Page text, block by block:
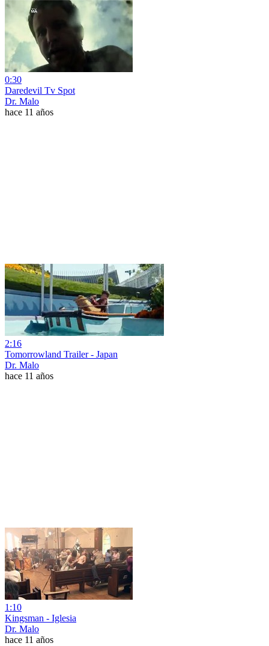
0:30
Daredevil Tv Spot
Dr. Malo
hace 11 años
2:16
Tomorrowland Trailer - Japan
Dr. Malo
hace 11 años
1:10
Kingsman - Iglesia
Dr. Malo
hace 11 años